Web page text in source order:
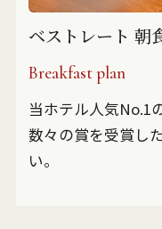
ベストレート 朝
Breakfast plan
当ホテル人気No.1
数々の賞を受賞し
い。